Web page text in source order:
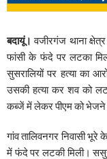
बदायूं। वजीरगंज थाना
फांसी के फंदे पर लटका
सुसरालियों पर हत्या का
उसकी हत्या कर शव को
कब्जें में लेकर पीएम को
गांव तालिवनगर निवासी भूरे
में फंदे पर लटकी मिली।